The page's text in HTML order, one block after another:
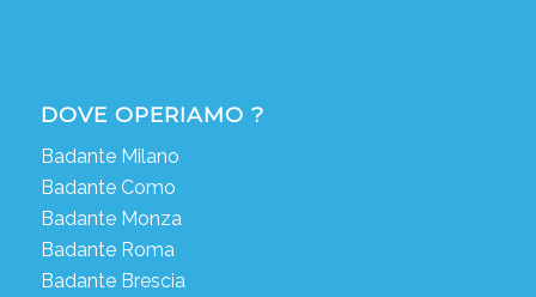
DOVE OPERIAMO ?
Badante Milano
Badante Como
Badante Monza
Badante Roma
Badante Brescia